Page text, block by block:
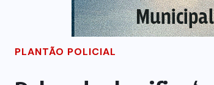
PLANTÃO POLICIAL